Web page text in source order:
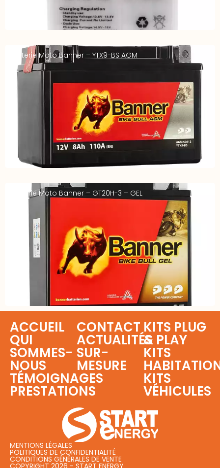
Batterie Moto Banner – YTX9-BS AGM
Batterie Moto Banner – GT20H-3 – GEL
MENTIONS LÉGALES
POLITIQUES DE CONFIDENTIALITÉ
CONDITIONS GÉNÉRALES DE VENTE
ACCUEIL
QUI
SOMMES-
NOUS
TÉMOIGNAGES
PRESTATIONS
CONTACT
ACTUALITÉS
SUR-
MESURE
KITS PLUG
& PLAY
KITS
KITS
VÉHICULES